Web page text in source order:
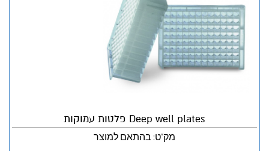
Deep well plates פלטות עמוקות
מק"ט: בהתאם למוצר